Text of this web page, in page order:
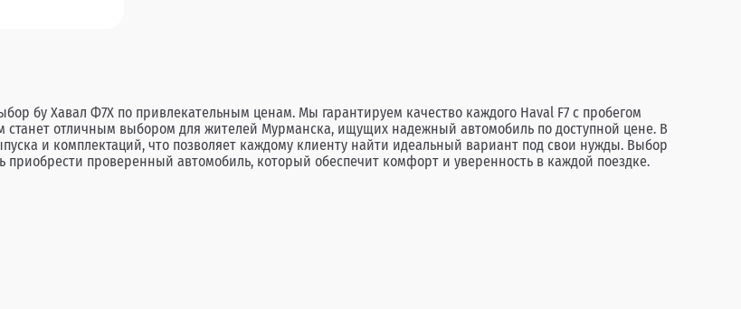
бу Хавал Ф7Х по привлекательным ценам. Мы гарантируем качество каждого Haval F7 с пробегом
станет отличным выбором для жителей Мурманска, ищущих надежный автомобиль по доступной цене. В
и комплектаций, что позволяет каждому клиенту найти идеальный вариант под свои нужды. Выбор
проверенный автомобиль, который обеспечит комфорт и уверенность в каждой поездке.